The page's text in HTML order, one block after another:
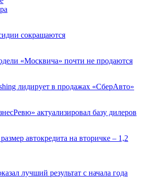
сокращаются
«Москвича» почти не продаются
лидирует в продажах «СберАвто»
актуализировал базу дилеров
автокредита на вторичке – 1,2
лучший результат с начала года